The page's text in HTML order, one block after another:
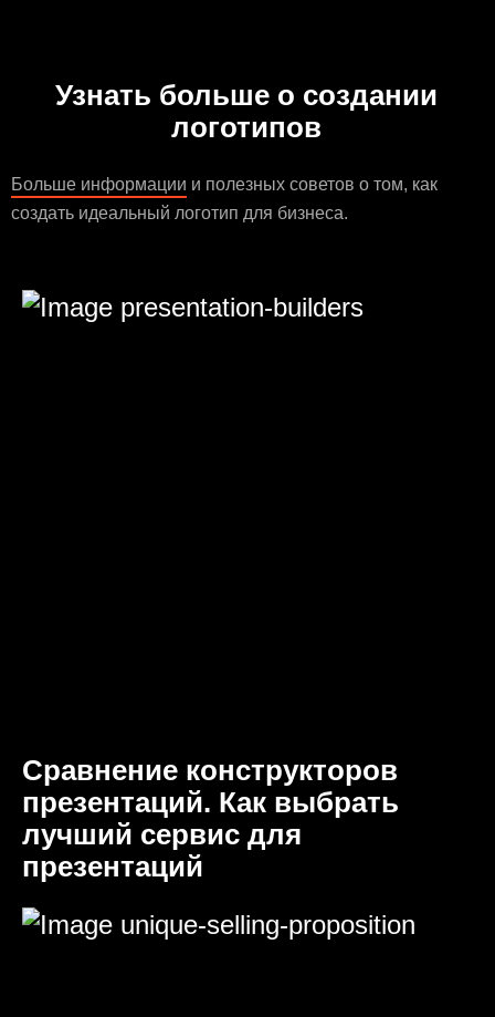
Узнать больше о создании
логотипов
Больше информации и полезных советов о том, как
создать идеальный логотип для бизнеса.
Сравнение конструкторов
презентаций. Как выбрать
лучший сервис для
презентаций